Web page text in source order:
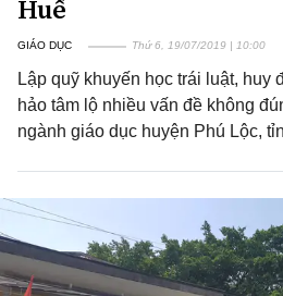
Huế
GIÁO DỤC Thứ 6, 19/07/2019 | 10:00
Lập quỹ khuyến học trái luật, huy
hảo tâm lộ nhiều vấn đề không
ngành giáo dục huyện Phú Lộc,